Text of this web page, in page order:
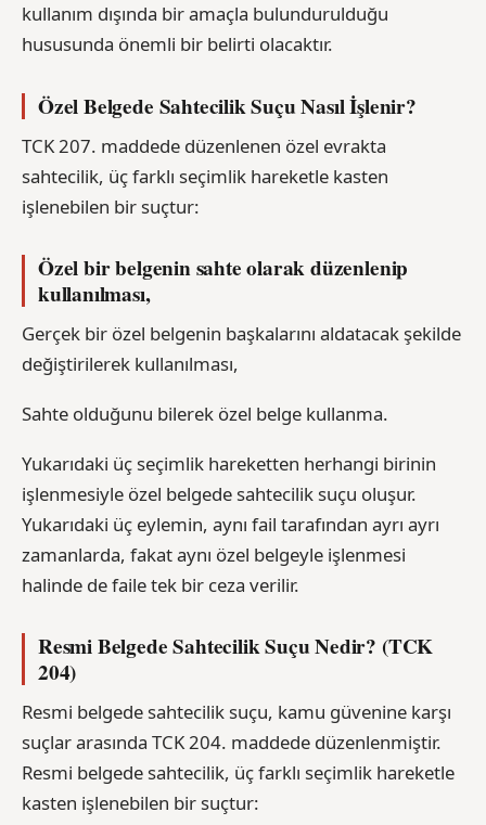
kullanım dışında bir amaçla bulundurulduğu
hususunda önemli bir belirti olacaktır.
Özel Belgede Sahtecilik Suçu Nasıl İşlenir?
TCK 207. maddede düzenlenen özel evrakta
sahtecilik, üç farklı seçimlik hareketle kasten
işlenebilen bir suçtur:
Özel bir belgenin sahte olarak düzenlenip
kullanılması,
Gerçek bir özel belgenin başkalarını aldatacak şekilde
değiştirilerek kullanılması,
Sahte olduğunu bilerek özel belge kullanma.
Yukarıdaki üç seçimlik hareketten herhangi birinin
işlenmesiyle özel belgede sahtecilik suçu oluşur.
Yukarıdaki üç eylemin, aynı fail tarafından ayrı ayrı
zamanlarda, fakat aynı özel belgeyle işlenmesi
halinde de faile tek bir ceza verilir.
Resmi Belgede Sahtecilik Suçu Nedir? (TCK
204)
Resmi belgede sahtecilik suçu, kamu güvenine karşı
suçlar arasında TCK 204. maddede düzenlenmiştir.
Resmi belgede sahtecilik, üç farklı seçimlik hareketle
kasten işlenebilen bir suçtur: